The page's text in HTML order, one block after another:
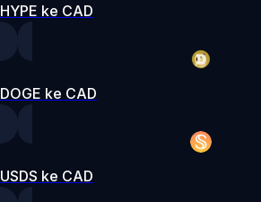
HYPE ke CAD
DOGE ke CAD
USDS ke CAD